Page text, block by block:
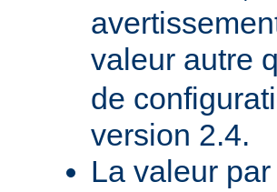
valeur autre
de
version 2.4.
La valeur